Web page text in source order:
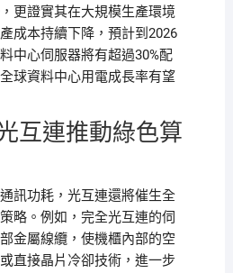
更證實其在大規模生產環境
成本持續下降，預計到2026
中心伺服器將有超過30%配
球資料中心用電成長率有望
互連推動綠色算
訊功耗，光互連還將催生全
略。例如，完全光互連的伺
金屬線纜，使機櫃內部的空
直接晶片冷卻技術，進一步